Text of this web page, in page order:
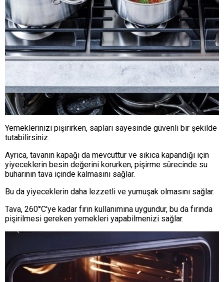
Yemeklerinizi pişirirken, sapları sayesinde güvenli bir şekilde
tutabilirsiniz.
Ayrıca, tavanın kapağı da mevcuttur ve sıkıca kapandığı için
yiyeceklerin besin değerini korurken, pişirme sürecinde su
buharının tava içinde kalmasını sağlar.
Bu da yiyeceklerin daha lezzetli ve yumuşak olmasını sağlar.
Tava, 260°C'ye kadar fırın kullanımına uygundur, bu da fırında
pişirilmesi gereken yemekleri yapabilmenizi sağlar.